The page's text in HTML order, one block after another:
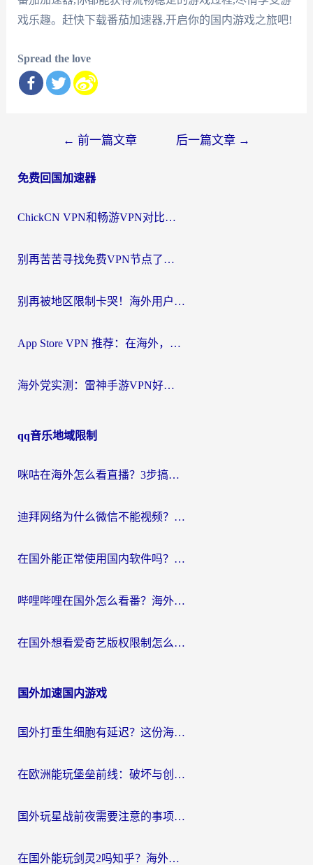
戏乐趣。赶快下载番茄加速器,开启你的国内游戏之旅吧!
Spread the love
导
← 前一篇文章 后一篇文章 →
免费回国加速器
ChickCN VPN和畅游VPN对比哪个回国效果更好？海外党必看的回国加速器选择指南
别再苦苦寻找免费VPN节点了，这才是海外访问国内资源的正确姿势
别再被地区限制卡哭！海外用户vpn中国下载全攻略，无缝刷剧办公社交
App Store VPN 推荐：在海外，如何找回那扇回家的“任意门”？
海外党实测：雷神手游VPN好用吗？和闪电VPN对比哪个回国效果更好？附小众工具深度测评
qq音乐地域限制
咪咕在海外怎么看直播？3步搞定地域限制，还能畅看腾讯视频与国内热剧
迪拜网络为什么微信不能视频？海外党必看的回国加速全攻略
在国外能正常使用国内软件吗？海外党亲测有效的无缝访问指南
哔哩哔哩在国外怎么看番？海外党追剧看片的终极解决方案
在国外想看爱奇艺版权限制怎么办？海外华人必看的追剧自由指南
国外加速国内游戏
国外打重生细胞有延迟？这份海外畅玩国服游戏加速器终极指南请收好
在欧洲能玩堡垒前线：破坏与创造吗？海外党国服游戏不卡顿的秘密
国外玩星战前夜需要注意的事项：一份来自老玩家的网络生存指南
在国外能玩剑灵2吗知乎？海外党亲测有效的国服游戏加速指南